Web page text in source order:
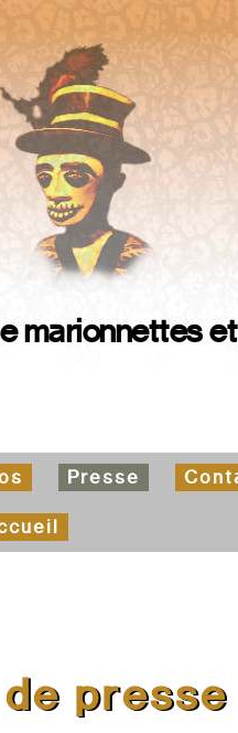
marionnettes
Presse
presse